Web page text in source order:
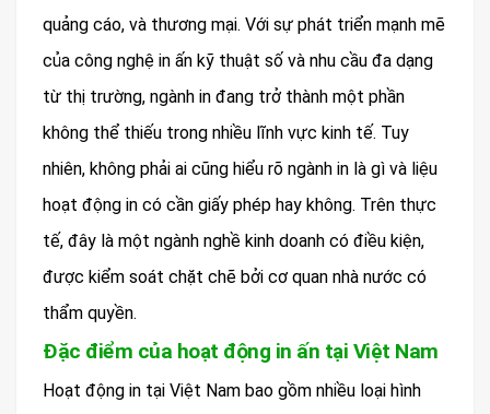
quảng cáo, và thương mại. Với sự phát triển mạnh mẽ
của công nghệ in ấn kỹ thuật số và nhu cầu đa dạng
từ thị trường, ngành in đang trở thành một phần
không thể thiếu trong nhiều lĩnh vực kinh tế. Tuy
nhiên, không phải ai cũng hiểu rõ ngành in là gì và liệu
hoạt động in có cần giấy phép hay không. Trên thực
tế, đây là một ngành nghề kinh doanh có điều kiện,
được kiểm soát chặt chẽ bởi cơ quan nhà nước có
thẩm quyền.
Đặc điểm của hoạt động in ấn tại Việt Nam
Hoạt động in tại Việt Nam bao gồm nhiều loại hình